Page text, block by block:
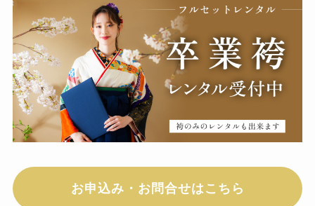
お申込み・お問合せはこちら